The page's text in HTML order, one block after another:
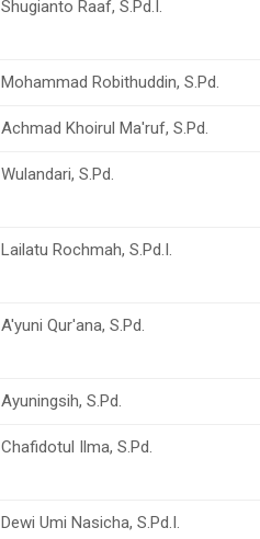
Shugianto Raaf, S.Pd.I.
Mohammad Robithuddin, S.Pd.
Achmad Khoirul Ma'ruf, S.Pd.
Wulandari, S.Pd.
Lailatu Rochmah, S.Pd.I.
A'yuni Qur'ana, S.Pd.
Ayuningsih, S.Pd.
Chafidotul Ilma, S.Pd.
Dewi Umi Nasicha, S.Pd.I.